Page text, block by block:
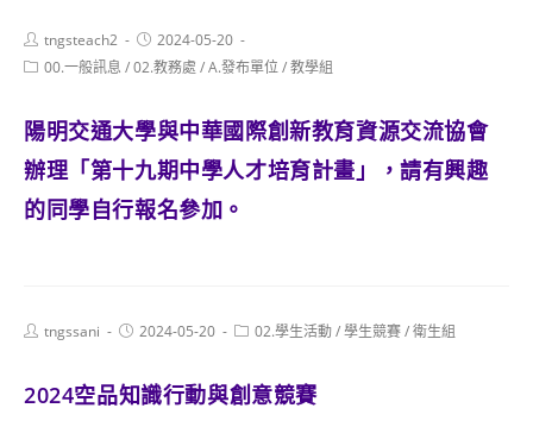
Post
author:
tngsteach2
Post
published:
2024-05-20
Post00.一般訊息 /02.教務處 /A.發布單位/教學組
陽明交通大學與中華國際創新教育資源交流協會
辦理「第十九期中學人才培育計畫」，請有興趣
的同學自行報名參加。
Posttngssani
Post2024-05-20
Post02.學生活動/學生競賽/衛生組
2024空品知識行動與創意競賽